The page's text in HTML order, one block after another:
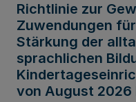
Richtlinie zur
Zuwendungen
Stärkung der
sprachlichen
von August 2026